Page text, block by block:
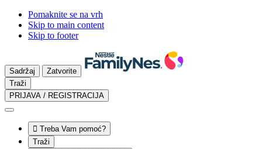
Pomaknite se na vrh
Skip to main content
Skip to footer
Sadržaj
Zatvorite
Traži
PRIJAVA / REGISTRACIJA
 Treba Vam pomoć?
Traži